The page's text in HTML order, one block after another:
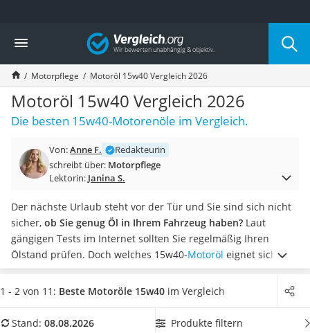
Die beliebtesten Vergleiche nach Kategorie
Auto & Motor
Fahrradträger-Anhängerkupplung (4 Fahrräder)
Fahrradträger
Fahrradträger (Anhängerkupplung)
Fahrradträger 3 Fahrräder
Benzinkanister (20 l)
Fahrradträger E-Bike
Benzinkanister
Wagenheber 3t
AGM-Batterie Wohnmobil
Thule-Fahrradträger
FM-Transmitter
Sommerreifen 205/55 R16
Autobatterie-Ladegerät
Alkoholtester
Vergleich
Motorpflege Motoröl 15w40 Vergleich 2026
Motoröl 15w40 Vergleich 2026
Die besten 15w40-Motorenöle im Vergleich.
Von:Anne F.
Redakteurin
schreibt über: Motorpflege
Lektorin: Janina S.
Der nächste Urlaub steht vor der Tür und Sie sind sich nicht
sicher, ob Sie genug Öl in Ihrem Fahrzeug haben? Laut
gängigen Tests im Internet sollten Sie regelmäßig Ihren
Ölstand prüfen. Doch welches 15w40-Motoröl eignet sich für
Ihr Fahrzeug am besten?Wählen Sie jetzt aus unserer
Vergleichstabelle ein 15w40-Motoröl, welches den
um Ihren Motor weiterhin gegen Verschleiß und
1 - 2 von 11: Beste Motoröle 15w40 im Vergleich
Stand: 08.08.2026 Produkte filtern